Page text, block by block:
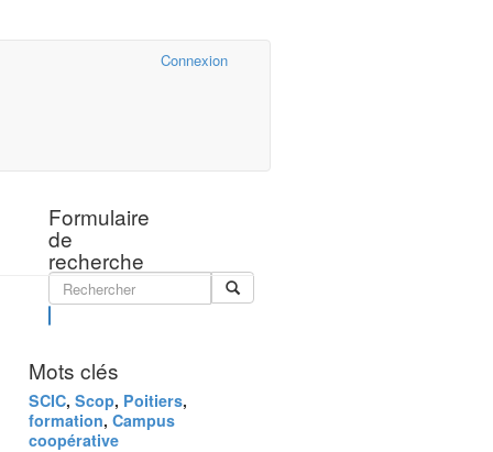
Connexion
Formulaire
de
recherche
Mots clés
SCIC, Scop, Poitiers,
formation, Campus
coopérative